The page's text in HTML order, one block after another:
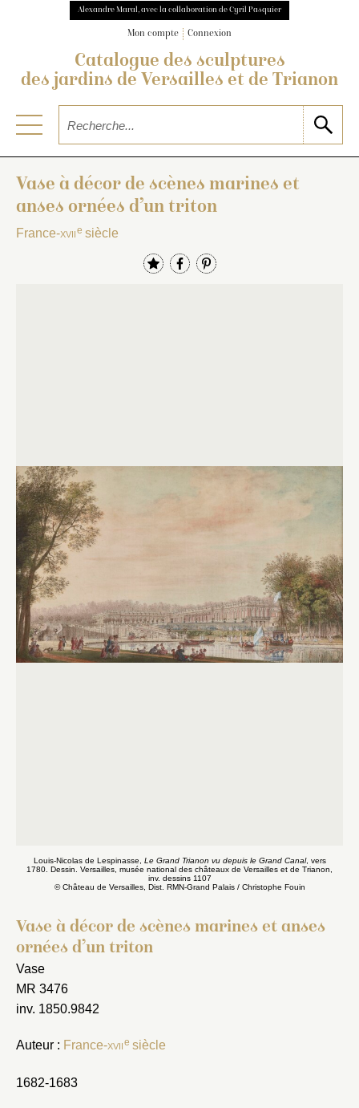
Alexandre Maral, avec la collaboration de Cyril Pasquier
Mon compte Connexion
Catalogue des sculptures
des jardins de Versailles et de Trianon
Vase à décor de scènes marines et
anses ornées d’un triton
France-xviie siècle
Louis-Nicolas de Lespinasse, Le Grand Trianon vu depuis le Grand Canal, vers
1780. Dessin. Versailles, musée national des châteaux de Versailles et de Trianon,
inv. dessins 1107
© Château de Versailles, Dist. RMN-Grand Palais / Christophe Fouin
Vase à décor de scènes marines et anses
ornées d’un triton
Vase
MR 3476
inv. 1850.9842
Auteur : France-xviie siècle
1682-1683